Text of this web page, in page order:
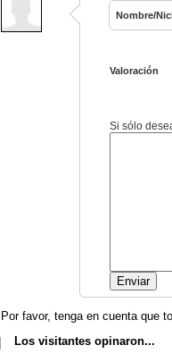
Nombre/
Valoración
Si sólo
Por favor, tenga en cuenta que
Los visitantes opinaron...